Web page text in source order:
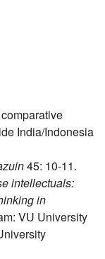
India/Indonesia
45: 10-11.
intellectuals:
in
VU University